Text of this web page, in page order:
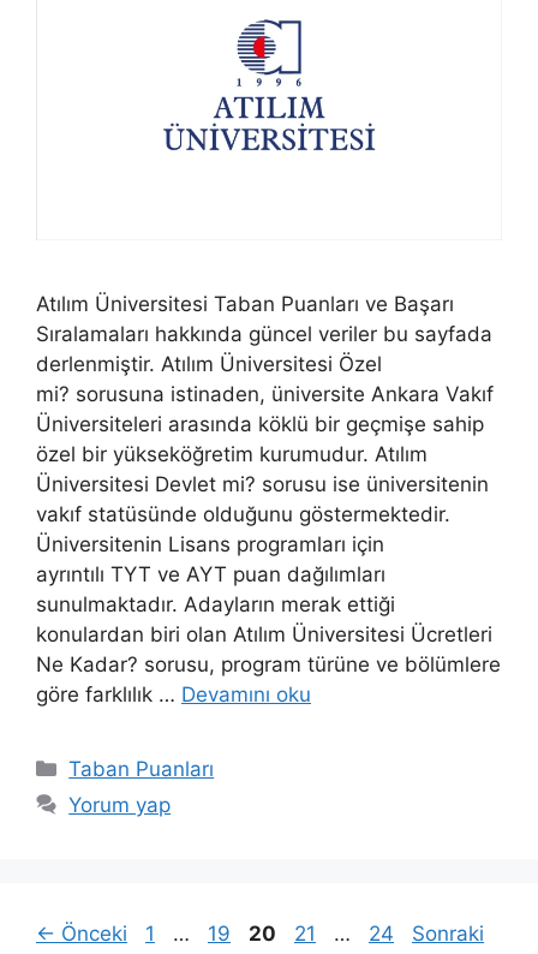
Atılım Üniversitesi Taban Puanları ve Başarı
Sıralamaları hakkında güncel veriler bu sayfada
derlenmiştir. Atılım Üniversitesi Özel
mi? sorusuna istinaden, üniversite Ankara Vakıf
Üniversiteleri arasında köklü bir geçmişe sahip
özel bir yükseköğretim kurumudur. Atılım
Üniversitesi Devlet mi? sorusu ise üniversitenin
vakıf statüsünde olduğunu göstermektedir.
Üniversitenin Lisans programları için
ayrıntılı TYT ve AYT puan dağılımları
sunulmaktadır. Adayların merak ettiği
konulardan biri olan Atılım Üniversitesi Ücretleri
Ne Kadar? sorusu, program türüne ve bölümlere
göre farklılık … Devamını oku
Kategoriler
Taban Puanları
Yorum yap
← Önceki Sayfa
1 … Sayfa
19 Sayfa
20 Sayfa
21 … Sayfa
24
Sonraki